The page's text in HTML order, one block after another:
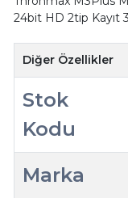
24bit HD 2tip Kayıt
Diğer Özellikler
Stok
Kodu
Marka